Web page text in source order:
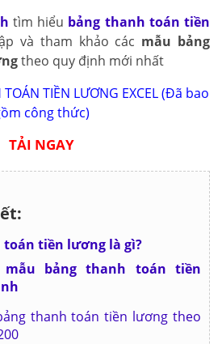
tìm hiểu bảng thanh toán tiền
và tham khảo các mẫu bảng
theo quy định mới nhất
TIỀN LƯƠNG EXCEL(Đã bao
công thức)
TẢI NGAY
toán tiền lương là gì?
mẫu bảng thanh toán tiền
thanh toán tiền lương theo